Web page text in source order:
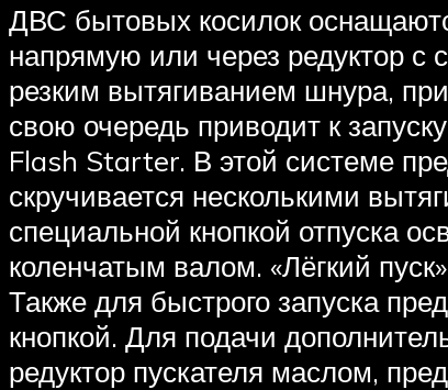
ДВС бытовых косилок
напрямую или через редуктор с
резким вытягиванием шнура,
свою очередь приводит к
Flash Starter. В этой системе
скручивается несколькими
специальной кнопкой отпуска
коленчатым валом. «Лёгкий
Также для быстрого запуска
кнопкой. Для подачи
редуктор пускателя маслом,